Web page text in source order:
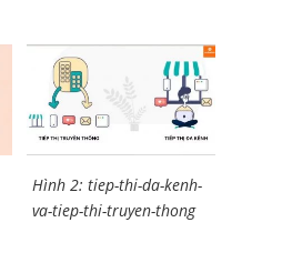
Hình 2: tiep-thi-da-kenh-
va-tiep-thi-truyen-thong